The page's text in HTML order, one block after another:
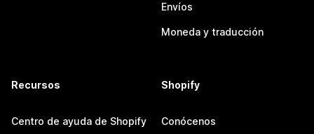
Envíos
Moneda y traducción
Recursos
Centro de ayuda de Shopify
Shopify
Conócenos